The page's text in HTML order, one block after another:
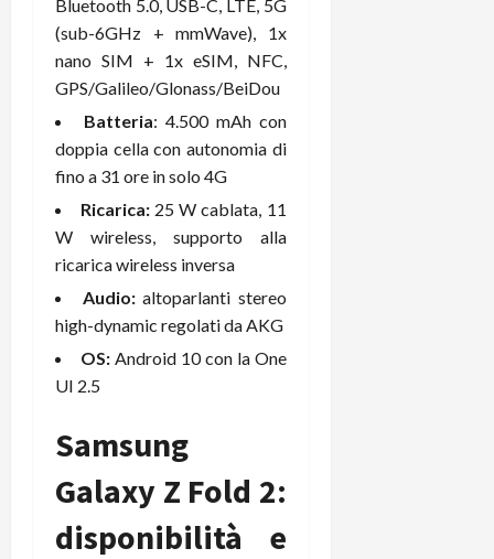
Bluetooth 5.0, USB-C, LTE, 5G
(sub-6GHz + mmWave), 1x
nano SIM + 1x eSIM, NFC,
GPS/Galileo/Glonass/BeiDou
Batteria: 4.500 mAh con
doppia cella con autonomia di
fino a 31 ore in solo 4G
Ricarica: 25 W cablata, 11
W wireless, supporto alla
ricarica wireless inversa
Audio: altoparlanti stereo
high-dynamic regolati da AKG
OS:Android 10 con la One
UI 2.5
Samsung
Galaxy Z Fold 2:
disponibilità e